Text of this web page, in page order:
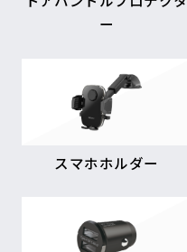
ー
スマホホルダー